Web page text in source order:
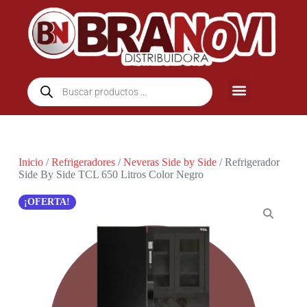
Inicio/Refrigeradores/Neveras Side by Side/ Refrigerador
Side By Side TCL 650 Litros Color Negro
¡OFERTA!